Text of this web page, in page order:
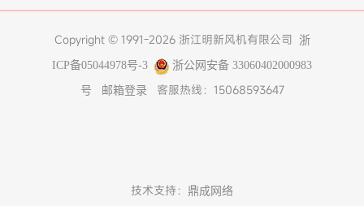
Copyright © 1991-2026 浙江明新风机有限公司 浙
ICP备05044978号-3 浙公网安备 33060402000983
号 邮箱登录
客服热线：15068593647
技术支持： 鼎成网络